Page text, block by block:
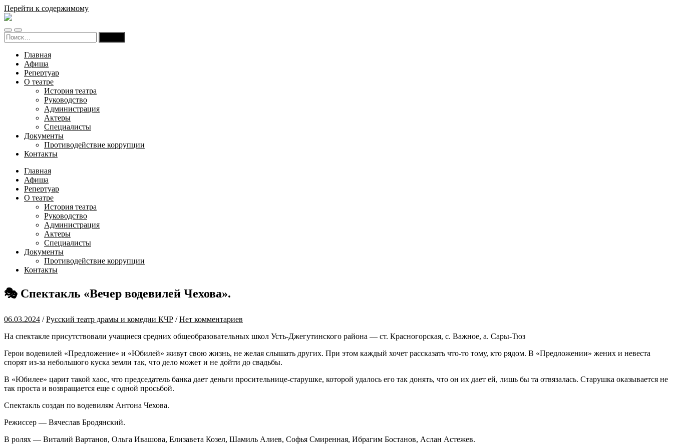
Перейти к содержимому
Русский
драмы
и
комедии
Карачаево-
Черкесской
Республики
Переключить
мобильное
Переключить
поле
Найти:
Главная
Афиша
Репертуар
О театре
История театра
Руководство
Администрация
Актеры
Специалисты
Документы
Противодействие коррупции
Контакты
Главная
Афиша
Репертуар
О театре
История театра
Руководство
Администрация
Актеры
Специалисты
Документы
Противодействие коррупции
Контакты
🎭 Спектакль «Вечер водевилей Чехова».
06.03.2024 /Русский театр драмы и комедии КЧР /Нет комментариев
На спектакле присутствовали учащиеся средних общеобразовательных школ Усть-Джегутинского района — ст. Красногорская, с. Важное, а. Сары-Тюз
Герои водевилей «Предложение» и «Юбилей» живут свою жизнь, не желая слышать других. При этом каждый хочет рассказать что-то тому, кто рядом. В «Предложении» жених и невеста
спорят из-за небольшого куска земли так, что дело может и не дойти до свадьбы.
В «Юбилее» царит такой хаос, что председатель банка дает деньги просительнице-старушке, которой удалось его так донять, что он их дает ей, лишь бы та отвязалась. Старушка оказывается не
так проста и возвращается еще с одной просьбой.
Спектакль создан по водевилям Антона Чехова.
Режиссер — Вячеслав Бродянский.
В ролях — Виталий Вартанов, Ольга Ивашова, Елизавета Козел, Шамиль Алиев, Софья Смиренная, Ибрагим Бостанов, Аслан Астежев.